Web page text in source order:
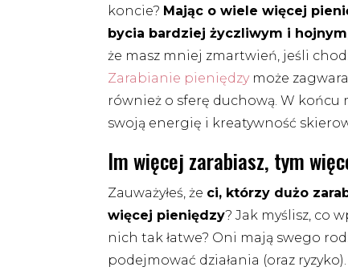
koncie? Mając o wiele więcej
bycia bardziej życzliwym i hojnym
że masz mniej zmartwień, jeśli
Zarabianie pieniędzymoże
również o sferę duchową. W
swoją energię i kreatywność
Im więcej zarabiasz, tym
Zauważyłeś, że ci, którzy dużo
więcej pieniędzy? Jak myślisz, co
nich tak łatwe? Oni mają swego
podejmować działania (oraz